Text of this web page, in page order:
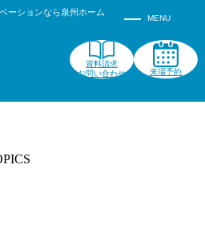
ーションなら泉州ホーム
資料請求
お問い合わせ
来場予約